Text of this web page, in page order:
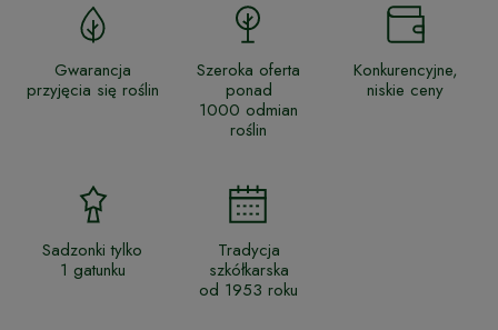
Gwarancja
przyjęcia się roślin
Szeroka oferta
ponad
1000 odmian
roślin
Konkurencyjne,
niskie ceny
Sadzonki tylko
1 gatunku
Tradycja
szkółkarska
od 1953 roku